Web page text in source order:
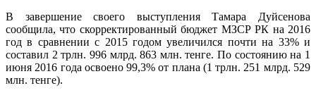
В завершение своего выступления Тамара Дуйсенова
сообщила, что скорректированный бюджет МЗСР РК на 2016
год в сравнении с 2015 годом увеличился почти на 33% и
составил 2 трлн. 996 млрд. 863 млн. тенге. По состоянию на 1
июня 2016 года освоено 99,3% от плана (1 трлн. 251 млрд. 529
млн. тенге).